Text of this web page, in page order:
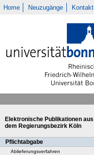
Home Neuzugänge Kontakt
Elektronische Publikationen aus
dem Regierungsbezirk Köln
Pflichtabgabe
Ablieferungsverfahren